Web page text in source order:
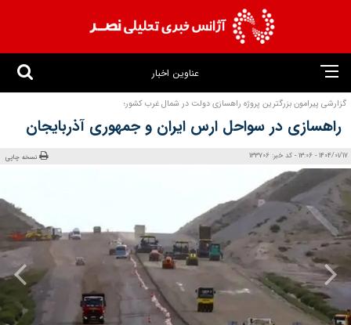
عناوین اخبار
گزارشی پیرامون بزرگترین پروژه راهسازی دولت در شمال غرب کشور؛
راهسازی در سواحل ارس ایران و جمهوری آذربایجان
1404/01/17 - 13:06 - کد خبر: 133706 نسخه چاپی